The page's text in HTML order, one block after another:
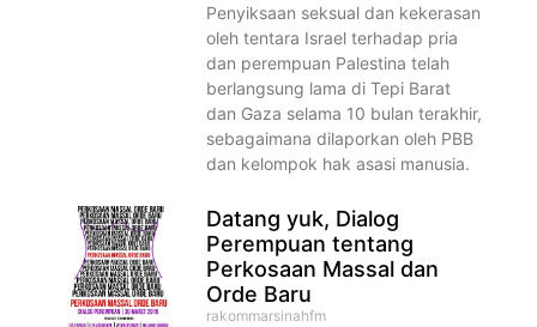
Penyiksaan seksual dan kekerasan
oleh tentara Israel terhadap pria
dan perempuan Palestina telah
berlangsung lama di Tepi Barat
dan Gaza selama 10 bulan terakhir,
sebagaimana dilaporkan oleh PBB
dan kelompok hak asasi manusia.
Datang yuk, Dialog
Perempuan tentang
Perkosaan Massal dan
Orde Baru
rakommarsinahfm